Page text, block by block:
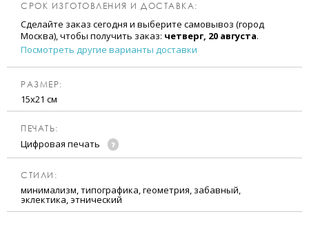
СРОК ИЗГОТОВЛЕНИЯ И ДОСТАВКА:
Сделайте заказ сегодня и выберите самовывоз (город
Москва), чтобы получить заказ: четверг, 20 августа.
Посмотреть другие варианты доставки
РАЗМЕР:
15х21 см
ПЕЧАТЬ:
Цифровая печать
CТИЛИ:
минимализм, типографика, геометрия, забавный,
эклектика, этнический